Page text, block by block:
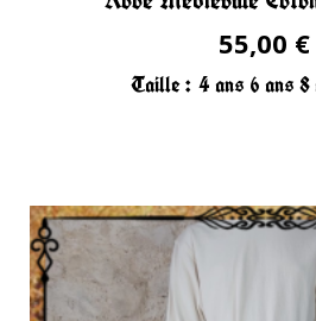
55,00 €
Taille : 4 ans 6 ans 8